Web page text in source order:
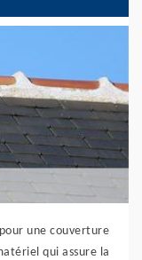
une couverture
qui assure la